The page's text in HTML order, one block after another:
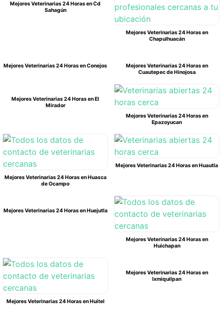
Mejores Veterinarias 24 Horas en Cd
Sahagún
Mejores Veterinarias 24 Horas en
Chapulhuacán
Mejores Veterinarias 24 Horas en Conejos
Mejores Veterinarias 24 Horas en
Cuautepec de Hinojosa
Mejores Veterinarias 24 Horas en El
Mirador
Mejores Veterinarias 24 Horas en
Epazoyucan
Mejores Veterinarias 24 Horas en Huasca
de Ocampo
Mejores Veterinarias 24 Horas en Huautla
Mejores Veterinarias 24 Horas en Huejutla
Mejores Veterinarias 24 Horas en
Huichapan
Mejores Veterinarias 24 Horas en Huitel
Mejores Veterinarias 24 Horas en
Ixmiquilpan